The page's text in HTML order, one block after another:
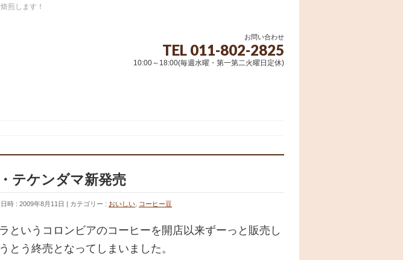
煎します！
お問い合わせ
TEL 011-802-2825
10:00～18:00(毎週水曜・第一第二火曜日定休)
テケンダマ新発売
時 : 2009年8月11日 カテゴリー : おいしい コーヒー豆
というコロンビアのコーヒーを開店以来ずーっと販売し
とう終売となってしまいました。